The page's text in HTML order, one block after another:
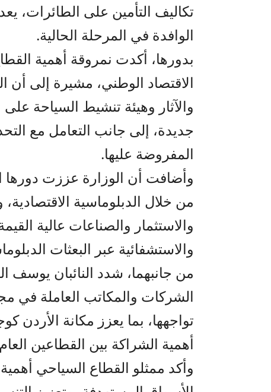
تكاليف التأمين على الطائرات،
الوافدة في المرحلة الحالية.
بدورها، أكدت نمروقة أهمية
الاقتصاد الوطني، مشيرة إلى أن
والآثار وهيئة تنشيط السياحة
جديدة، إلى جانب التعامل مع
المفروضة عليها.
وأضافت أن الوزارة عززت دورها
من خلال الدبلوماسية
والاستثمار والصناعات عالية
والاستشفائية عبر البعثات
من جانبهما، شدد النائبان
الشركات والمكاتب العاملة في
تواجهها، بما يعزز مكانة الأردن
أهمية الشراكة بين القطاعين
وأكد ممثلو القطاع السياحي